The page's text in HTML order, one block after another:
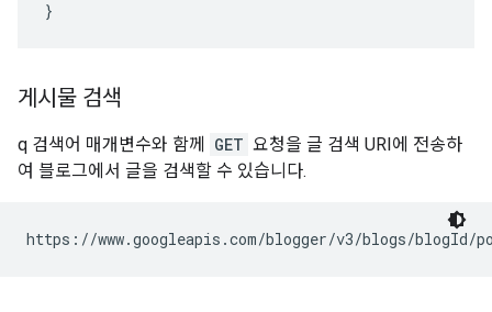
게시물 검색
q 검색어 매개변수와 함께 GET 요청을 글 검색 URI에 전송하
여 블로그에서 글을 검색할 수 있습니다.
https://www.googleapis.com/blogger/v3/blogs/blogId/